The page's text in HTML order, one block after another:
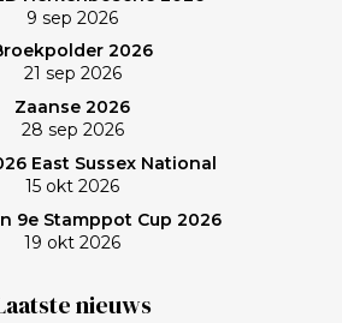
9 sep 2026
2026
21 sep 2026
Zaanse 2026
28 sep 2026
East Sussex National
15 okt 2026
9e Stamppot Cup 2026
19 okt 2026
nieuws